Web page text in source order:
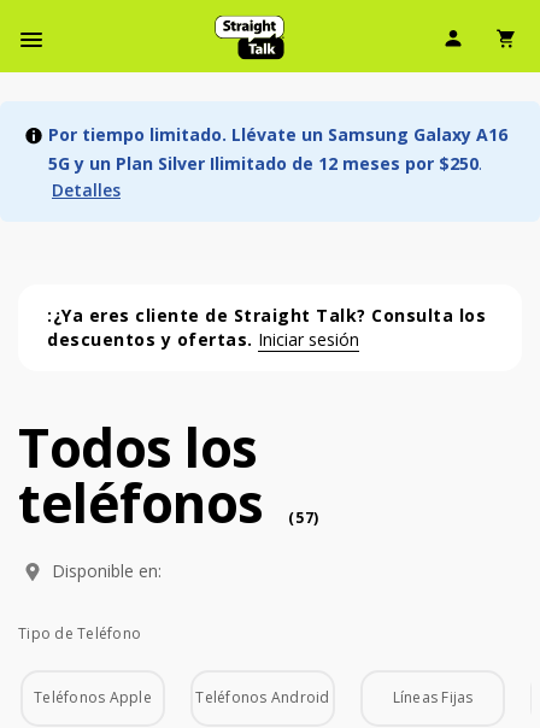
Menú de barra de navegación
Ícono
Por tiempo limitado. Llévate un Samsung Galaxy A16
5G y un Plan Silver Ilimitado de 12 meses por $250.
Detalles
:¿Ya eres cliente de Straight Talk? Consulta los
descuentos y ofertas. Iniciar sesión
Todos los teléfonos (57 phone )
Todos los
teléfonos (57)
Disponible en:
Tipo de Teléfono
Teléfonos Apple Teléfonos Android Líneas Fijas